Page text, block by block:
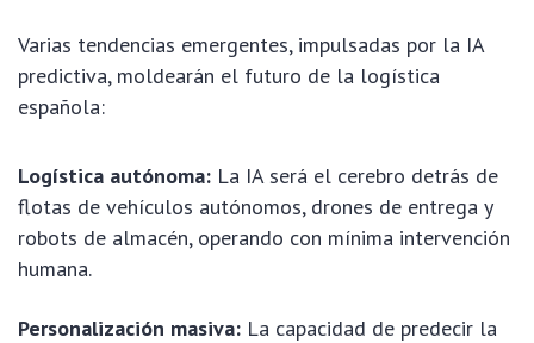
Varias tendencias emergentes, impulsadas por la IA
predictiva, moldearán el futuro de la logística
española:
Logística autónoma: La IA será el cerebro detrás de
flotas de vehículos autónomos, drones de entrega y
robots de almacén, operando con mínima intervención
humana.
Personalización masiva: La capacidad de predecir la